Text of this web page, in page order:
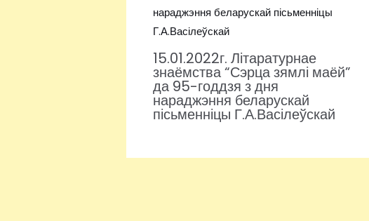
15.01.2022г. Літаратурнае
знаёмства “Сэрца зямлі маёй”
да 95-годдзя з дня
нараджэння беларускай
пісьменніцы Г.А.Васілеўскай